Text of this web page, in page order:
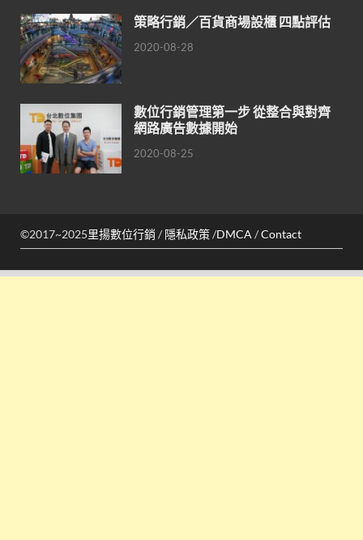
策略行銷／百貨商場設櫃 四點評估
2020-08-28
數位行銷管理第一步 從整合與對齊
網路廣告數據開始
2020-08-25
©2017~2025里揚數位行銷 / 隱私政策/DMCA /Contact